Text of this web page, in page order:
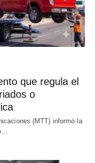
que regula el
o
(MTT) informó la